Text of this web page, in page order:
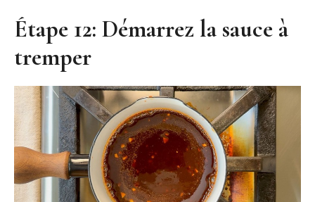
Étape 12: Démarrez la sauce à
tremper